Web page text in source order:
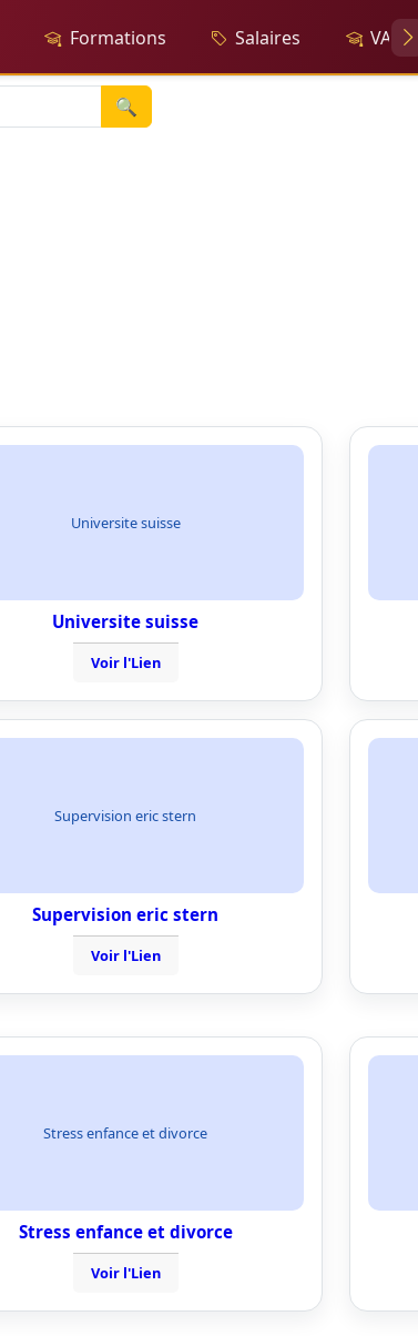
Formations Salaires VAE
🔍
Universite suisse
Universite suisse
Voir l'Lien
Supervision eric stern
Supervision eric stern
Voir l'Lien
Stress enfance et divorce
Stress enfance et divorce
Voir l'Lien